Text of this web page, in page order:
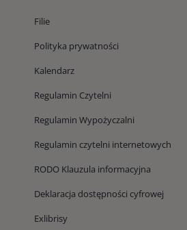
Filie
Polityka prywatności
Kalendarz
Regulamin Czytelni
Regulamin Wypożyczalni
Regulamin czytelni internetowych
RODO Klauzula informacyjna
Deklaracja dostępności cyfrowej
Exlibrisy